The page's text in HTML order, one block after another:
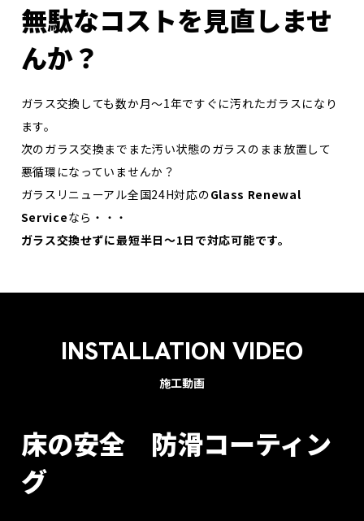
無駄なコストを見直しませ
んか？
ガラス交換しても数か月～1年ですぐに汚れたガラスになり
ます。
次のガラス交換までまた汚い状態のガラスのまま放置して
悪循環になっていませんか？
ガラスリニューアル全国24H対応のGlass Renewal
Serviceなら・・・
ガラス交換せずに最短半日～1日で対応可能です。
INSTALLATION VIDEO
施工動画
床の安全 防滑コーティン
グ